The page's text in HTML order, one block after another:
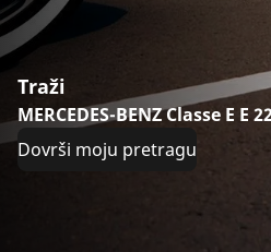
Traži
MERCEDES-BENZ Classe E E
Dovrši moju pretragu